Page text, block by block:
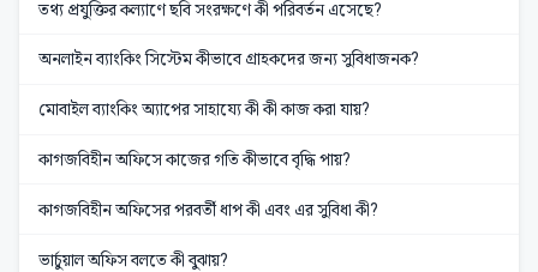
তথ্য প্রযুক্তির কল্যাণে ছবি সংরক্ষণে কী পরিবর্তন এসেছে?
অনলাইন ব্যাংকিং সিস্টেম কীভাবে গ্রাহকদের জন্য সুবিধাজনক?
মোবাইল ব্যাংকিং অ্যাপের সাহায্যে কী কী কাজ করা যায়?
কাগজবিহীন অফিসে কাজের গতি কীভাবে বৃদ্ধি পায়?
কাগজবিহীন অফিসের পরবর্তী ধাপ কী এবং এর সুবিধা কী?
ভার্চুয়াল অফিস বলতে কী বুঝায়?